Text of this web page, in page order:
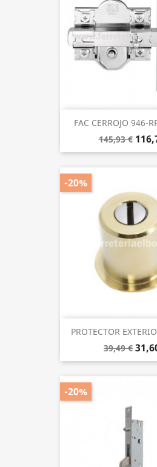
FAC CERROJO 946-
145,93 €
PROTECTOR
39,49 €
-20%
-20%